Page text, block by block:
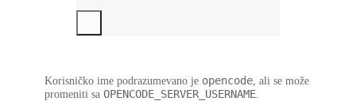
Korisničko ime podrazumevano je opencode , ali se može
promeniti sa OPENCODE_SERVER_USERNAME